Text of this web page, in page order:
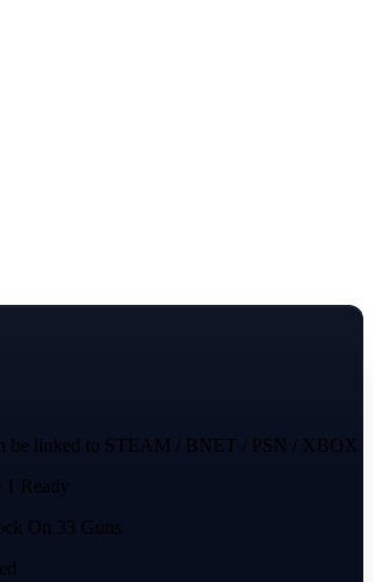
be linked to STEAM / BNET / PSN / XBOX
1 Ready
On 33 Guns